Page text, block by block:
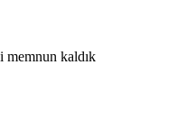
memnun kaldık